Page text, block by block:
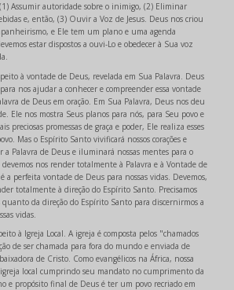
(1) Assumir autoridade sobre o inimigo, (2) Eliminar
e, então, (3) Ouvir a Voz de Jesus. Deus nos criou
e Ele tem um plano e uma agenda
estar dispostos a ouvi-Lo e obedecer à Sua voz
à vontade de Deus, revelada em Sua Palavra. Deus
nos ajudar a conhecer e compreender essa vontade
de Deus em oração. Em Sua Palavra, Deus nos deu
Ele nos mostra Seus planos para nós, para Seu povo e
preciosas promessas de graça e poder, Ele realiza esses
Mas o Espírito Santo vivificará nossos corações e
a Palavra de Deus e iluminará nossas mentes para o
nos render totalmente à Palavra e à Vontade de
a perfeita vontade de Deus para nossas vidas. Devemos,
totalmente à direção do Espírito Santo. Precisamos
da direção do Espírito Santo para discernirmos a
vidas.
à Igreja Local. A igreja é composta pelos "chamados
de ser chamada para fora do mundo e enviada de
de Cristo. Como evangélicos na África, nossa
local cumprindo seu mandato no cumprimento da
e propósito final de Deus é ter um povo recriado em